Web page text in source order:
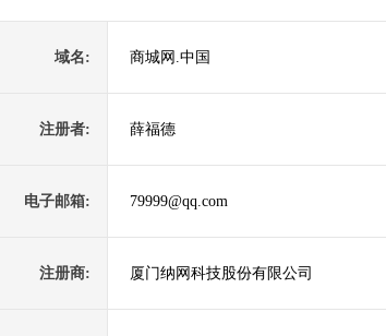
域名: 商城网.中国
注册者: 薛福德
电子邮箱: 79999@qq.com
注册商: 厦门纳网科技股份有限公司